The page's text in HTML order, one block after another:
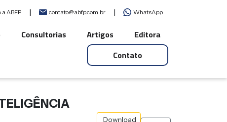
ABFP | contato@abfp.com.br | WhatsApp
Consultorias Artigos
Editora
Contato
Download